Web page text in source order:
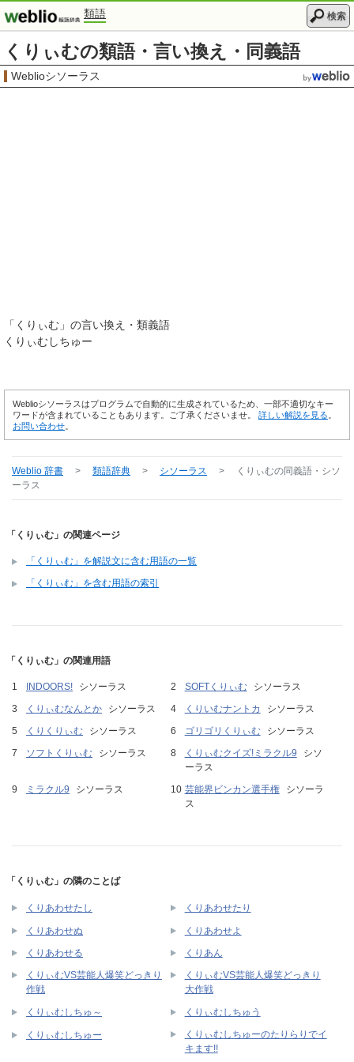
類語 検索
くりぃむの類語・言い換え・同義語
Weblioシソーラス
「 くりぃむ 」の言い換え・類義語
くりぃむしちゅー
Weblioシソーラスはプログラムで自動的に生成されているため、一部不適切なキー
ワードが含まれていることもあります。ご了承くださいませ。 詳しい解説を見る
お問い合わせ
Weblio 辞書 > 類語辞典 > シソーラス > くりぃむの同義語・シソ
ーラス
「くりぃむ」の関連ページ
「くりぃむ」を解説文に含む用語の一覧
「くりぃむ」を含む用語の索引
「くりぃむ」の関連用語
INDOORS! シソーラス SOFTくりぃむ
シソーラス
くりぃむなんとか
シソーラス くりいむナントカ
シソーラス
くりくりぃむ
シソーラス ゴリゴリくりぃむ
シソーラス
ソフトくりぃむ
シソーラス くりぃむクイズ!ミラクル9
シソ
ーラス
ミラクル9
シソーラス 芸能界ビンカン選手権
シソーラ
ス
「くりぃむ」の隣のことば
くりあわせたし くりあわせたり
くりあわせぬ くりあわせよ
くりあわせる
くりあん
くりぃむVS芸能人爆笑どっきり
作戦
くりぃむVS芸能人爆笑どっきり
大作戦
くりぃむしちゅ～ くりぃむしちゅう
くりぃむしちゅー
くりぃむしちゅーのたりらりでイ
キます!!